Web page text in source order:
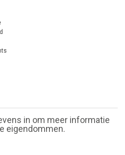
in om meer informatie
eigendommen.